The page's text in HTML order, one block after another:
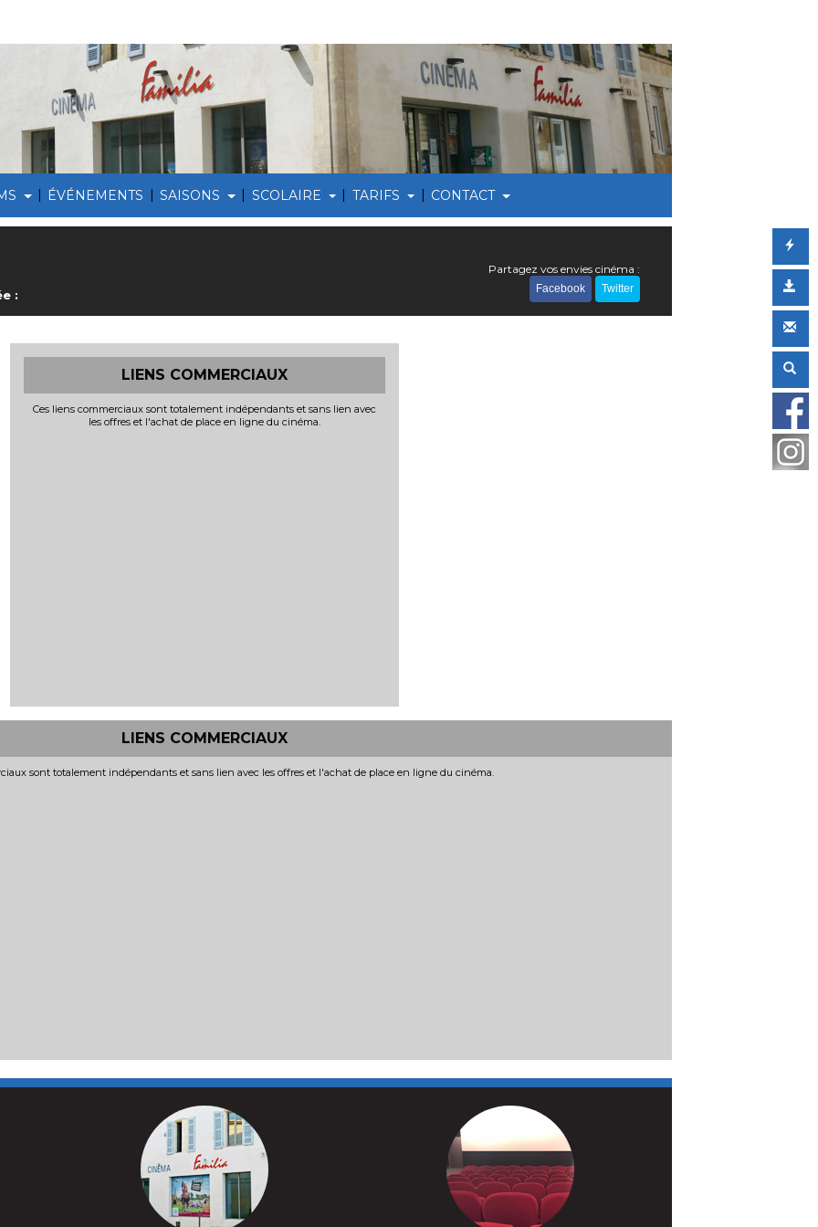
| ÉVÉNEMENTS | SAISONS | SCOLAIRE | TARIFS | CONTACT
:
Partagez vos envies cinéma :
Facebook Twitter
LIENS COMMERCIAUX
Ces liens commerciaux sont totalement indépendants et sans lien avec
les offres et l'achat de place en ligne du cinéma.
LIENS COMMERCIAUX
sont totalement indépendants et sans lien avec les offres et l'achat de place en ligne du cinéma.